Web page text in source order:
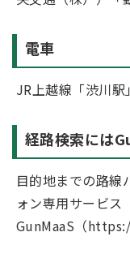
電車
JR上越線「渋川
経路検索には
目的地までの路線
ォン専用サービス
GunMaaS（